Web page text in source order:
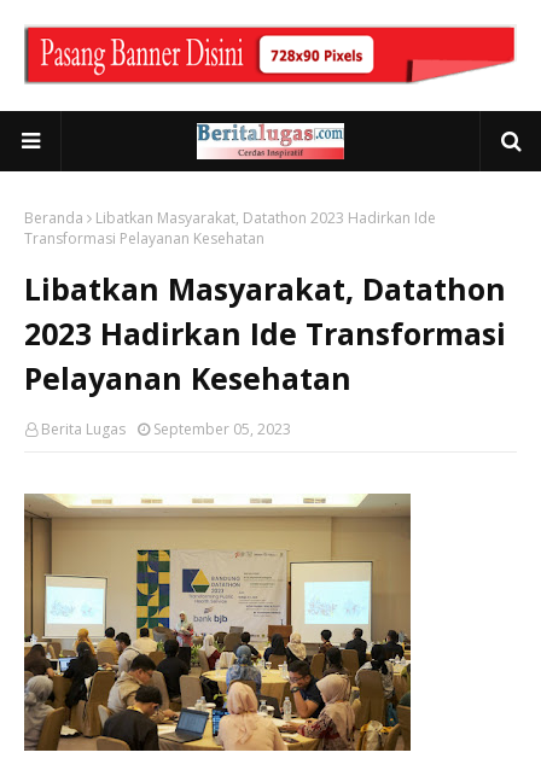
Beranda
Libatkan Masyarakat, Datathon 2023 Hadirkan Ide
Transformasi Pelayanan Kesehatan
Libatkan Masyarakat, Datathon
2023 Hadirkan Ide Transformasi
Pelayanan Kesehatan
Berita Lugas September 05, 2023